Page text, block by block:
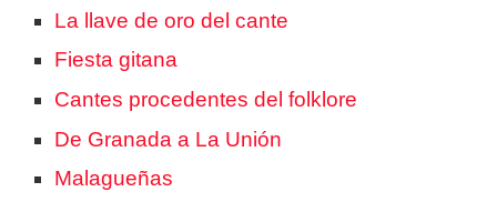
La llave de oro del cante
Fiesta gitana
Cantes procedentes del folklore
De Granada a La Unión
Malagueñas